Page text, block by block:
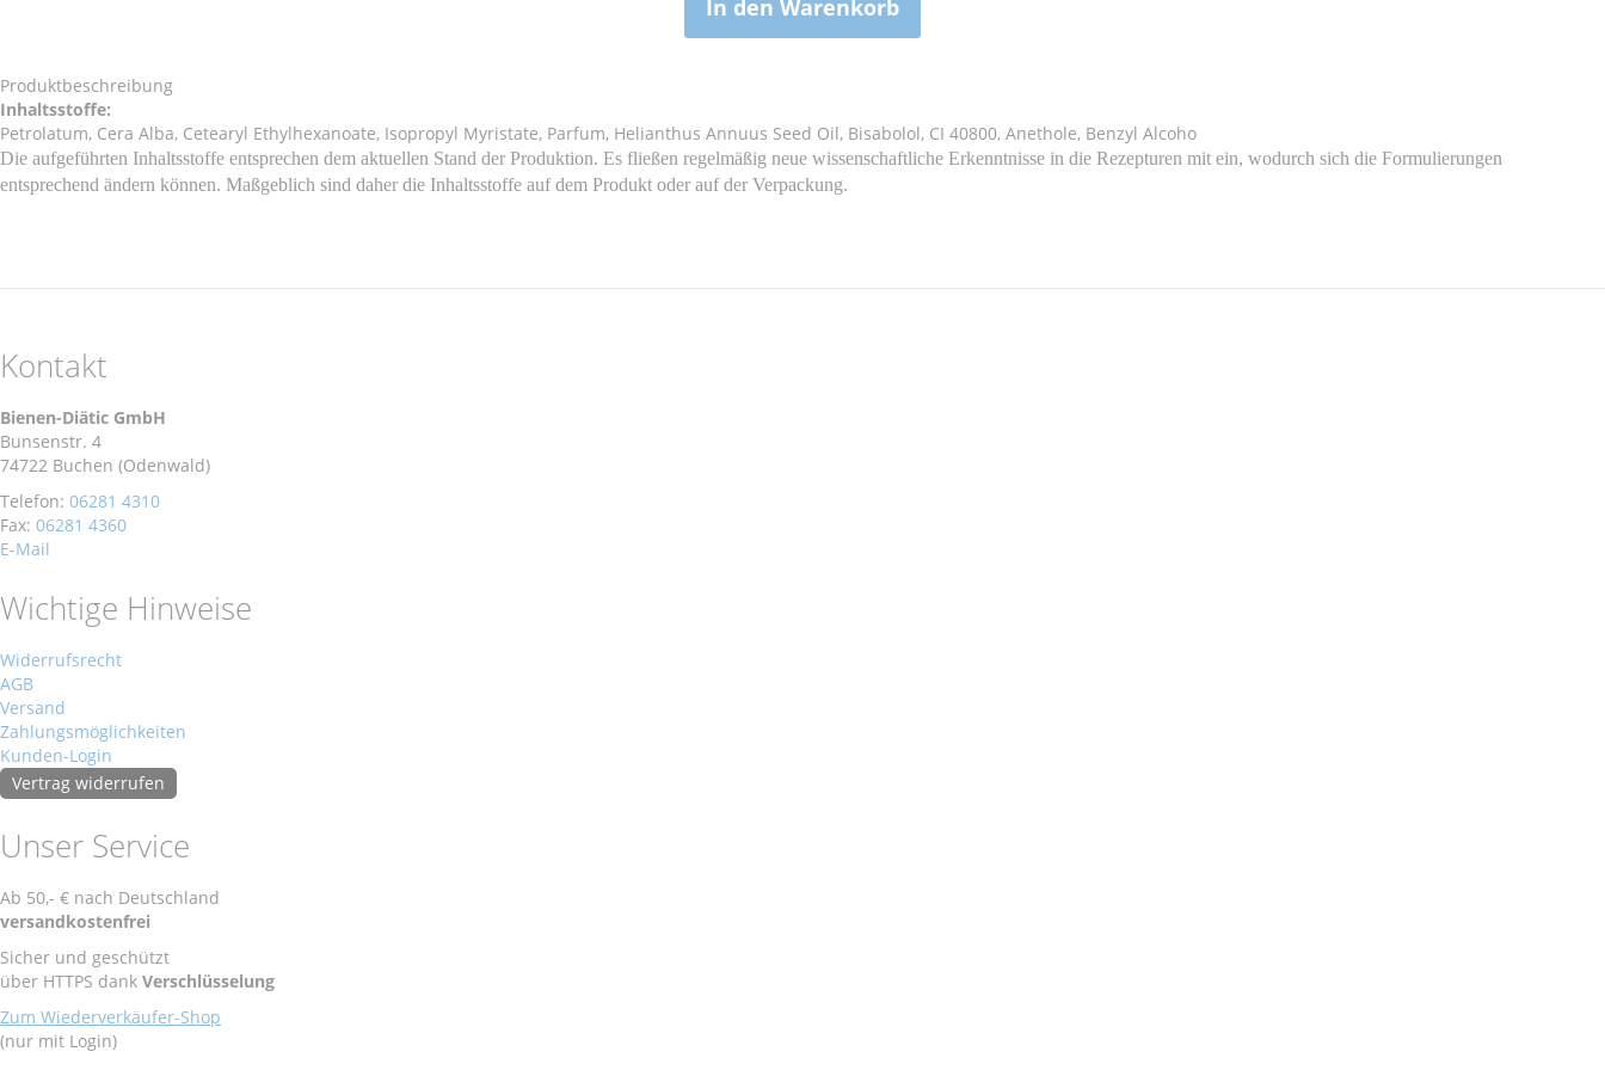
In den Warenkorb
Ende
der
Bildergalerie
springen
Anfang
der
Bildergalerie
springen
Produktbeschreibung
Inhaltsstoffe:
Petrolatum, Cera Alba, Cetearyl Ethylhexanoate, Isopropyl Myristate, Parfum, Helianthus Annuus Seed Oil, Bisabolol, CI 40800, Anethole, Benzyl Alcoho
Die aufgeführten Inhaltsstoffe entsprechen dem aktuellen Stand der Produktion. Es fließen regelmäßig neue wissenschaftliche Erkenntnisse in die Rezepturen mit ein, wodurch sich die Formulierungen
entsprechend ändern können. Maßgeblich sind daher die Inhaltsstoffe auf dem Produkt oder auf der Verpackung.
Kontakt
Bienen-Diätic GmbH
Bunsenstr. 4
74722 Buchen (Odenwald)
Telefon: 06281 4310
Fax: 06281 4360
E-Mail
Wichtige Hinweise
Widerrufsrecht
AGB
Versand
Zahlungsmöglichkeiten
Kunden-Login
Vertrag widerrufen
Unser Service
Ab 50,- € nach Deutschland
versandkostenfrei
Sicher und geschützt
über HTTPS dank Verschlüsselung
Zum Wiederverkäufer-Shop
(nur mit Login)